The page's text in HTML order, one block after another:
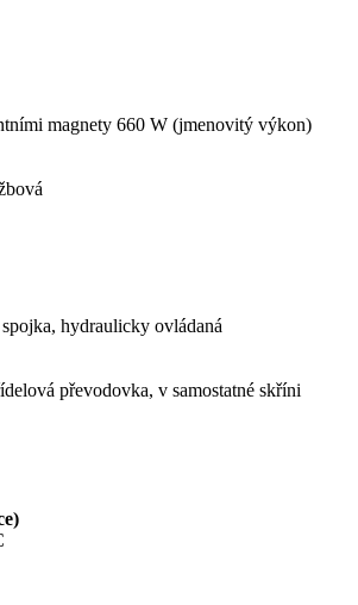
magnety 660 W (jmenovitý výkon)
hydraulicky ovládaná
převodovka, v samostatné skříni